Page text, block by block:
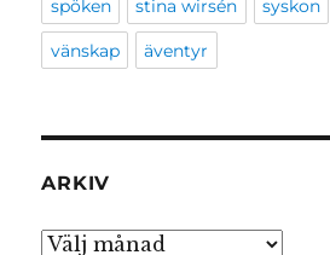
spöken stina wirsén syskon
vänskap äventyr
ARKIV
Arkiv